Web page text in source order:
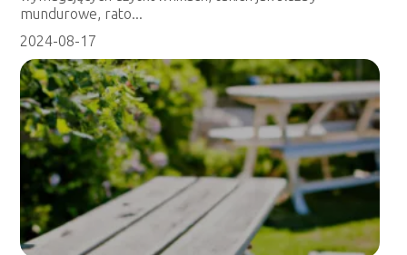
mundurowe, rato...
2024-08-17